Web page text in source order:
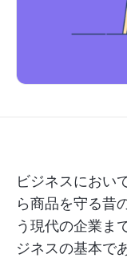
ビジネスにおい
ら商品を守る昔
う現代の企業ま
ジネスの基本で